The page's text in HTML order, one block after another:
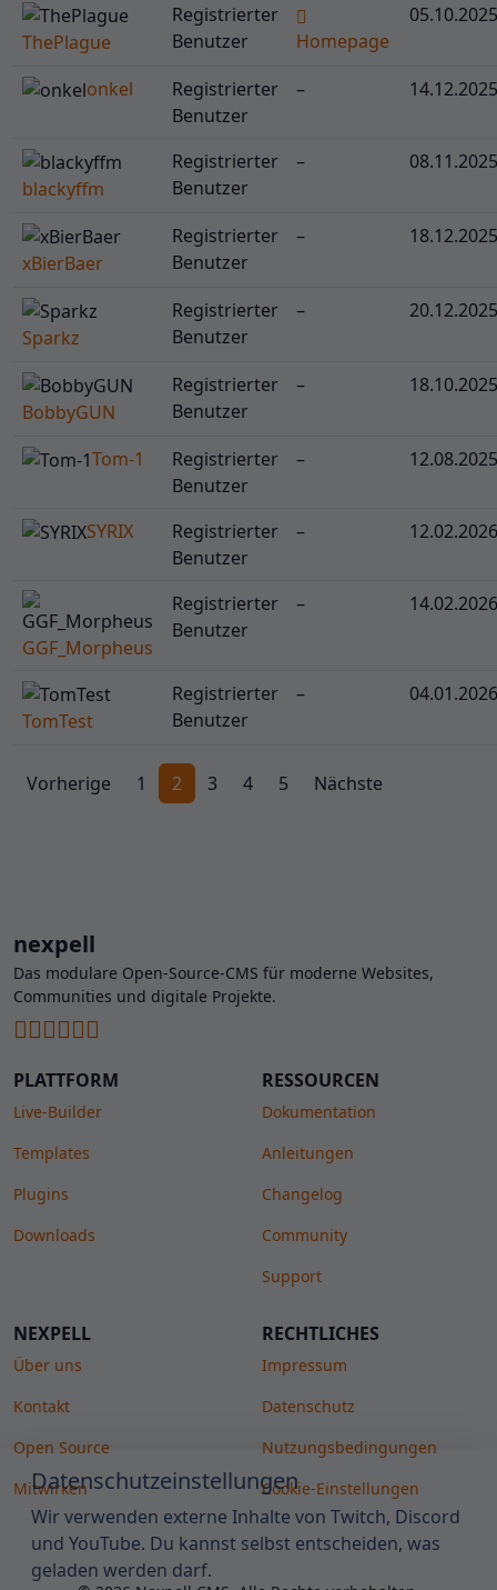
ThePlague
Registrierter
Benutzer
Homepage
05.10.2025
onkel
Registrierter
Benutzer
– 14.12.2025
blackyffm
Registrierter
Benutzer
– 08.11.2025
xBierBaer
Registrierter
Benutzer
– 18.12.2025
Sparkz
Registrierter
Benutzer
– 20.12.2025
BobbyGUN
Registrierter
Benutzer
– 18.10.2025
Tom-1
Registrierter
Benutzer
– 12.08.2025
SYRIX
Registrierter
Benutzer
– 12.02.2026
GGF_Morpheus
Registrierter
Benutzer
– 14.02.2026
TomTest
Registrierter
Benutzer
– 04.01.2026
Vorherige 1 2 3 4 5 Nächste
nexpell
Das modulare Open-Source-CMS für moderne Websites,
Communities und digitale Projekte.
PLATTFORM
Live-Builder
Templates
Plugins
Downloads
RESSOURCEN
Dokumentation
Anleitungen
Changelog
Community
Support
NEXPELL
Über uns
Kontakt
Open Source
Mitwirken
RECHTLICHES
Impressum
Datenschutz
Nutzungsbedingungen
Cookie-Einstellungen
Datenschutzeinstellungen
Wir verwenden externe Inhalte von Twitch, Discord
und YouTube. Du kannst selbst entscheiden, was
geladen werden darf.